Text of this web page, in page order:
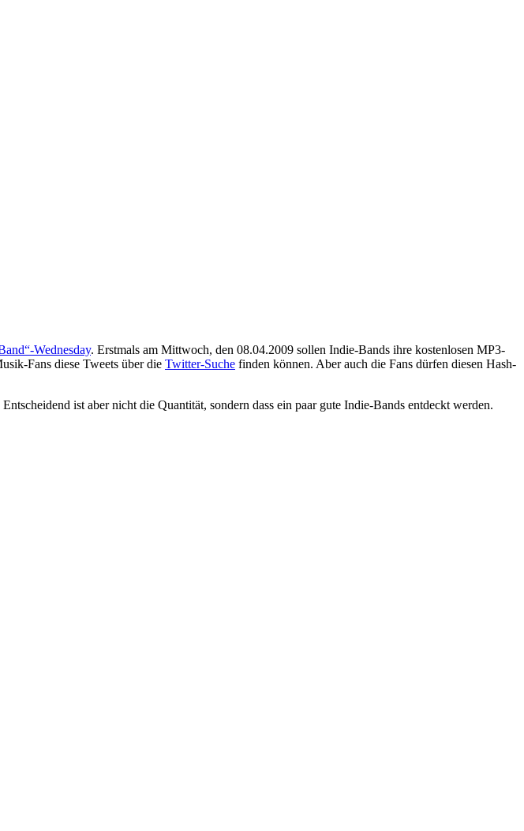
Wednesday. Erstmals am Mittwoch, den 08.04.2009 sollen Indie-Bands ihre kostenlosen MP3-
Fans diese Tweets über die Twitter-Suche finden können. Aber auch die Fans dürfen diesen Hash-
ist aber nicht die Quantität, sondern dass ein paar gute Indie-Bands entdeckt werden.